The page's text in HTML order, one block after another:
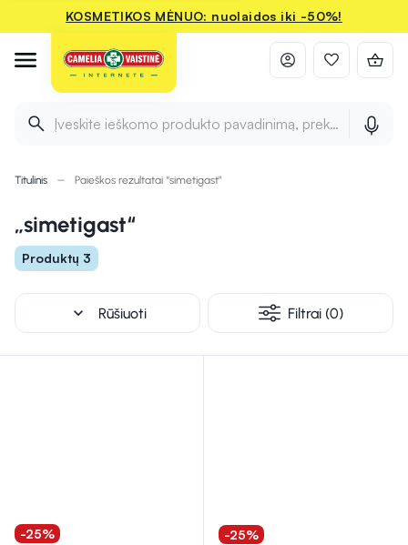
KOSMETIKOS MĖNUO: nuolaidos iki -50%!
Įveskite ieškomo produkto pavadinimą, prekės ženklą ir
Titulinis Paieškos rezultatai “simetigast”
„simetigast“
Produktų 3
expand_more Rūšiuoti Filtrai (0)
-25% -25%